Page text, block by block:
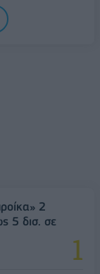
η
2
5 δισ. σε